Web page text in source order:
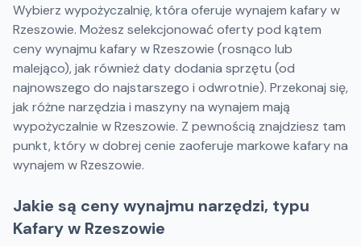
Wybierz wypożyczalnię, która oferuje wynajem kafary w
Rzeszowie. Możesz selekcjonować oferty pod kątem
ceny wynajmu kafary w Rzeszowie (rosnąco lub
malejąco), jak również daty dodania sprzętu (od
najnowszego do najstarszego i odwrotnie). Przekonaj się,
jak różne narzędzia i maszyny na wynajem mają
wypożyczalnie w Rzeszowie. Z pewnością znajdziesz tam
punkt, który w dobrej cenie zaoferuje markowe kafary na
wynajem w Rzeszowie.
Jakie są ceny wynajmu narzędzi, typu
Kafary w Rzeszowie